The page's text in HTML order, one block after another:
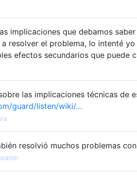
implicaciones que debamos
a resolver el problema, lo intenté
efectos secundarios que puede
las implicaciones técnicas de
guard/listen/wiki/…
resolvió muchos problemas